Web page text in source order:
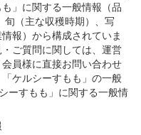
」 に関する一般情報（品
旬（主な収穫時期）、写
報）から構成されていま
ご質問に関しては、運営
員様に直接お問い合わせ
ケルシーすもも」の一般
ーすもも」に関する一般情